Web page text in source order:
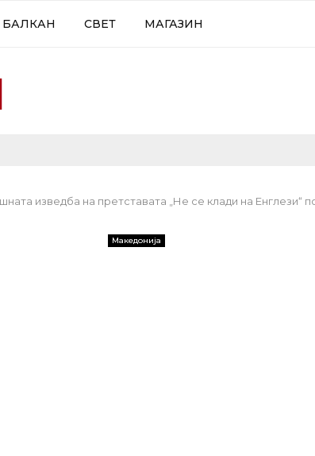
БАЛКАН СВЕТ МАГАЗИН
изведба на претставата „Не се клади на Енглези“
Македонија